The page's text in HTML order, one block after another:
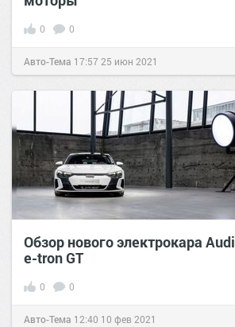
0 0
Авто-Тема 17:57 25 июн 2021
Обзор нового электрокара Audi
e-tron GT
0 0
Авто-Тема 12:40 10 фев 2021